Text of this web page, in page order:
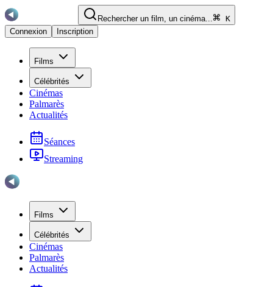
Rechercher un film, un cinéma...
K
Connexion
Inscription
Films
Célébrités
Cinémas
Palmarès
Actualités
Séances
Streaming
Films
Célébrités
Cinémas
Palmarès
Actualités